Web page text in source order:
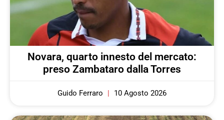
Novara, quarto innesto del mercato:
preso Zambataro dalla Torres
Guido Ferraro 10 Agosto 2026